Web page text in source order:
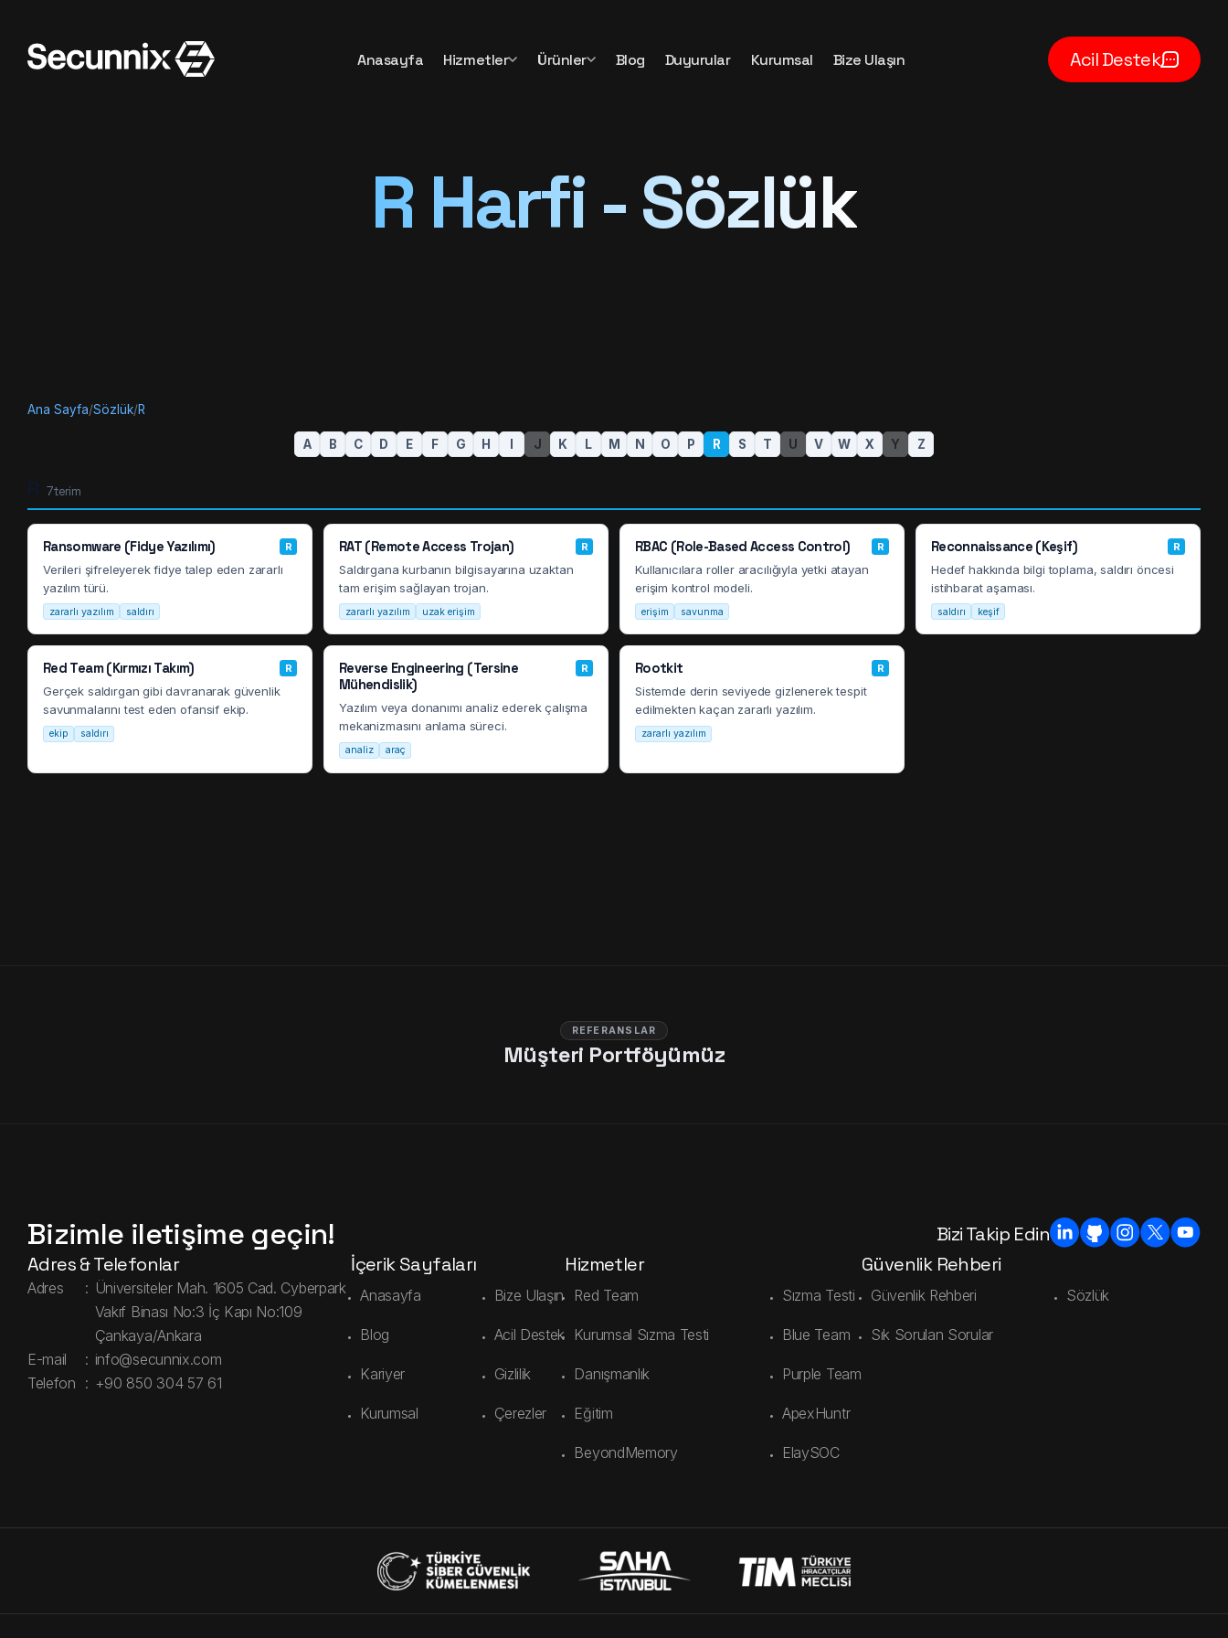
Anasayfa Hizmetler Ürünler Blog Duyurular Kurumsal Bize Ulaşın Acil Destek
R Harfi - Sözlük
Ana Sayfa/Sözlük/R
A B C D E F G H J K L M N O P R S T U V W X Y Z
7terim
Ransomware (Fidye Yazılımı) R
Verileri şifreleyerek fidye talep eden zararlı
yazılım türü.
zararlı yazılım saldırı
RAT (Remote Access Trojan) R
Saldırgana kurbanın bilgisayarına uzaktan
tam erişim sağlayan trojan.
zararlı yazılım uzak erişim
RBAC (Role-Based Access Control) R
Kullanıcılara roller aracılığıyla yetki atayan
erişim kontrol modeli.
erişim savunma
Reconnaissance (Keşif) R
Hedef hakkında bilgi toplama, saldırı öncesi
istihbarat aşaması.
saldırı keşif
Red Team (Kırmızı Takım) R
Gerçek saldırgan gibi davranarak güvenlik
savunmalarını test eden ofansif ekip.
ekip saldırı
Reverse Engineering (Tersine
Mühendislik)
R
Yazılım veya donanımı analiz ederek çalışma
mekanizmasını anlama süreci.
analiz araç
Rootkit R
Sistemde derin seviyede gizlenerek tespit
edilmekten kaçan zararlı yazılım.
zararlı yazılım
REFERANSLAR
Müşteri Portföyümüz
Bizimle iletişime geçin!
Bizi Takip Edin
Adres & Telefonlar
Adres : Üniversiteler Mah. 1605 Cad. Cyberpark
Vakıf Binası No:3 İç Kapı No:109
Çankaya/Ankara
E-mail
: info@secunnix.com
Telefon : +90 850 304 57 61
İçerik Sayfaları
Anasayfa Bize Ulaşın
Blog Acil Destek
Kariyer Gizlilik
Kurumsal Çerezler
Hizmetler
Red Team Sızma Testi
Kurumsal Sızma Testi Blue Team
Danışmanlık Purple Team
Eğitim ApexHuntr
BeyondMemory ElaySOC
Güvenlik Rehberi
Güvenlik Rehberi Sözlük
Sık Sorulan Sorular